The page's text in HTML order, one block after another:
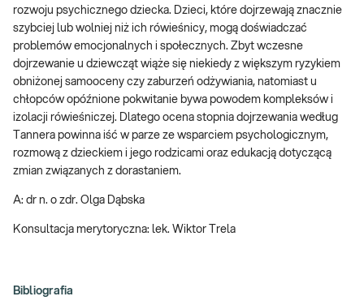
rozwoju psychicznego dziecka. Dzieci, które dojrzewają znacznie
szybciej lub wolniej niż ich rówieśnicy, mogą doświadczać
problemów emocjonalnych i społecznych. Zbyt wczesne
dojrzewanie u dziewcząt wiąże się niekiedy z większym ryzykiem
obniżonej samooceny czy zaburzeń odżywiania, natomiast u
chłopców opóźnione pokwitanie bywa powodem kompleksów i
izolacji rówieśniczej. Dlatego ocena stopnia dojrzewania według
Tannera powinna iść w parze ze wsparciem psychologicznym,
rozmową z dzieckiem i jego rodzicami oraz edukacją dotyczącą
zmian związanych z dorastaniem.
A: dr n. o zdr. Olga Dąbska
Konsultacja merytoryczna: lek. Wiktor Trela
Bibliografia